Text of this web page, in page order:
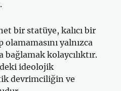
bir statüye, kalıcı bir
olamamasını yalnızca
bağlamak kolaycılıktır.
ideolojik
devrimciliğin ve